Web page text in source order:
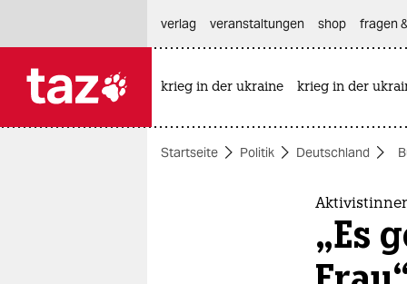
themen
verlag
veranstaltungen shop fragen
krieg in der ukraine krieg in der
Startseite Politik Deutschland
„Es